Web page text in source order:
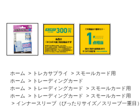
ホーム > トレカサプライ > スモールカード用
ホーム
>
トレーディングカード
ホーム
> トレーディングカード > スモールカード用
ホーム
> トレーディングカード > スモールカード用
> インナースリーブ（ぴったりサイズ／スリーブ一重目）